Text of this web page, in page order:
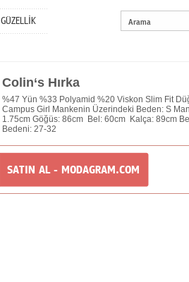
GÜZELLİK
Colin‘s Hırka
%47 Yün %33 Polyamid %20 Viskon Slim Fit
Campus Girl Mankenin Üzerindeki Beden: S
1.75cm Göğüs: 86cm Bel: 60cm Kalça: 89cm
Bedeni: 27-32
SATIN AL - MODAGRAM.COM